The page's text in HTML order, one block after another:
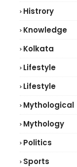
Histrory
Knowledge
Kolkata
Lifestyle
Lifestyle
Mythological
Mythology
Politics
Sports